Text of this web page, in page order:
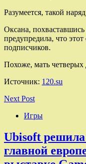
Разумеется, такой
Оксана,
предупредила, что
подписчиков.
Похоже, мать четверых
Источник: 120.su
Next Post
Игры
Ubisoft
главной